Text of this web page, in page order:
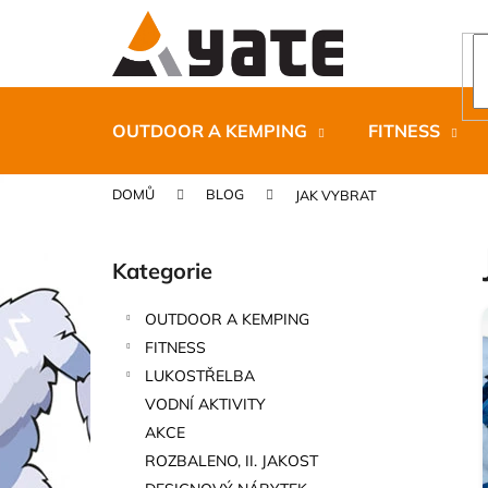
OUTDOOR A KEMPING FITNESS
DOMŮ BLOG JAK VYBRAT
r
a
n
Přeskočit
kategorie
Kategorie
OUTDOOR A KEMPING
FITNESS
LUKOSTŘELBA
VODNÍ AKTIVITY
AKCE
ROZBALENO, II. JAKOST
í
do
do
CARNOSPORT GEL 100 ML
899 Kč